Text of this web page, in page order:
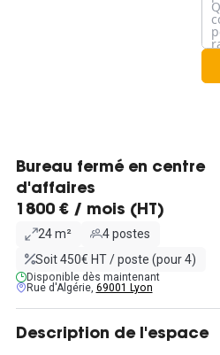
Bureau fermé en centre
d'affaires
1800 € / mois (HT)
24 m²
4 postes
Soit 450€ HT / poste (pour 4)
Disponible dès maintenant
Rue d'Algérie, 69001 Lyon
Description de l'espace